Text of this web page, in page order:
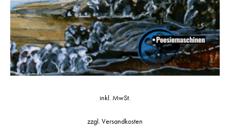
inkl. MwSt.
zzgl.Versandkosten